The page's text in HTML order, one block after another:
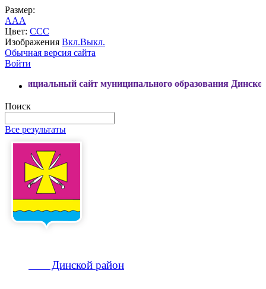
Размер:
AAA
Цвет: CCC
Изображения Вкл.Выкл.
Обычная версия сайта
Войти
муниципального образования Динской район
Поиск
Все результаты
Динской район